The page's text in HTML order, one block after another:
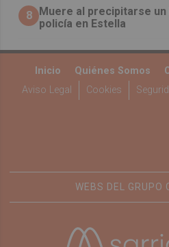
8 Muere al precipitarse un
policía en Estella
Inicio Quiénes Somos
Aviso Legal
Cookies
WEBS DEL GRUPO